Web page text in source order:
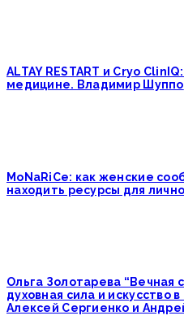
ALTAY RESTART и Cryo
медицине. Владимир Шуппо
MoNaRiCe: как женские
находить ресурсы для
Ольга Золотарева “Вечная
духовная сила и искусство
Алексей Сергиенко и